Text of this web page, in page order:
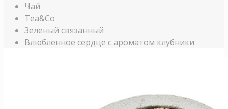
Чай
Tea&Co
Зеленый связанный
Влюбленное сердце с ароматом клубники